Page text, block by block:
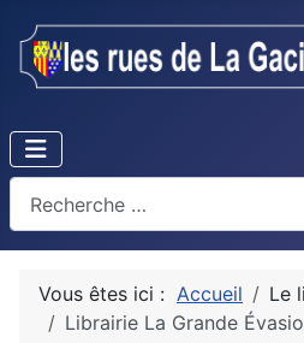
Vous êtes ici : Accueil Le
Librairie La Grande